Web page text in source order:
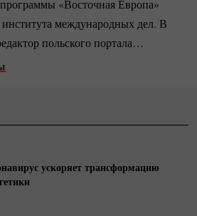
«Восточная Европа»
института международных дел. В
польского портала
специализирующегося в
ускоряет трансформацию